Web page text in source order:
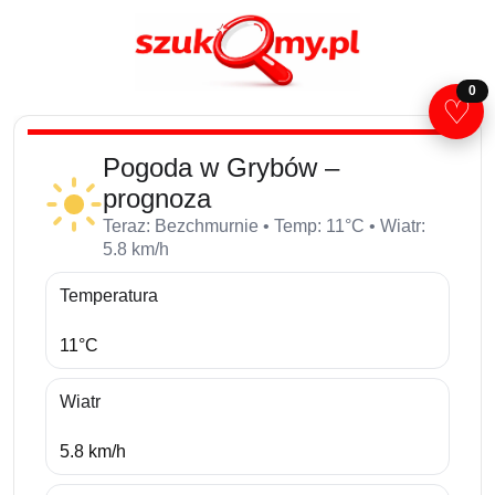
Pogoda w Grybów –
prognoza
Teraz: Bezchmurnie • Temp: 11°C • Wiatr:
5.8 km/h
Temperatura
11°C
Wiatr
5.8 km/h
♡
0